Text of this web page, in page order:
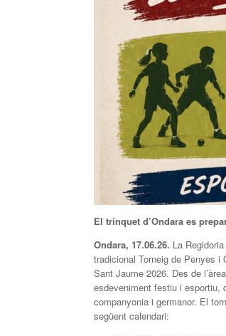
El trinquet d’Ondara es
Ondara, 17.06.26. La
tradicional Torneig de Penyes
Sant Jaume 2026. Des de
esdeveniment festiu i esportiu,
companyonia i germanor. El
següent calendari: